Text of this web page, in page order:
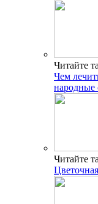
Читайте
Чем
народные
Читайте